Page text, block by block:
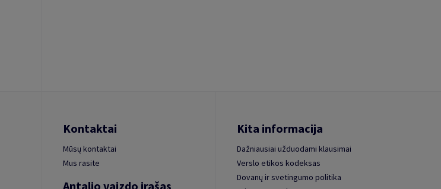
Kontaktai
Mūsų kontaktai
Mus rasite
Antalio vaizdo įrašas
Kita informacija
Dažniausiai užduodami klausimai
Verslo etikos kodeksas
Dovanų ir svetingumo politika